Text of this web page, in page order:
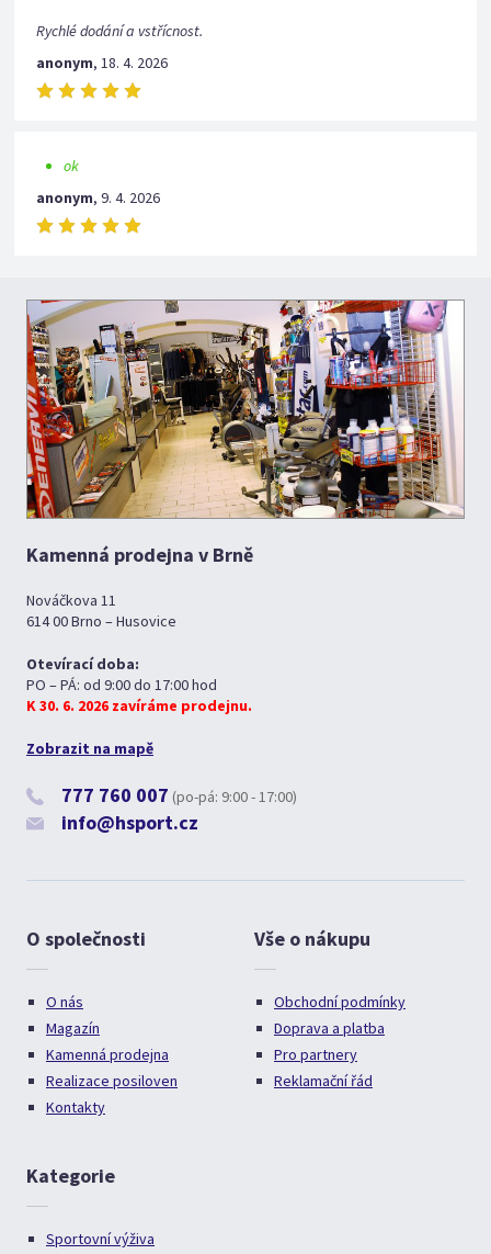
Rychlé dodání a vstřícnost.
anonym,18. 4. 2026
ok
anonym,9. 4. 2026
Kamenná prodejna v Brně
Nováčkova 11
614 00 Brno – Husovice
Otevírací doba:
PO – PÁ: od 9:00 do 17:00 hod
K 30. 6. 2026 zavíráme prodejnu.
Zobrazit na mapě
777 760 007 (po-pá: 9:00 - 17:00)
info@hsport.cz
O společnosti
O nás
Magazín
Kamenná prodejna
Realizace posiloven
Kontakty
Vše o nákupu
Obchodní podmínky
Doprava a platba
Pro partnery
Reklamační řád
Kategorie
Sportovní výživa